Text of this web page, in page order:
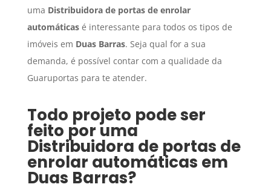
uma Distribuidora de portas de enrolar
automáticasé interessante para todos os tipos de
imóveis em Duas Barras. Seja qual for a sua
demanda, é possível contar com a qualidade da
Guaruportas para te atender.
Todo projeto pode ser
feito por uma
Distribuidora de portas de
enrolar automáticas em
Duas Barras?